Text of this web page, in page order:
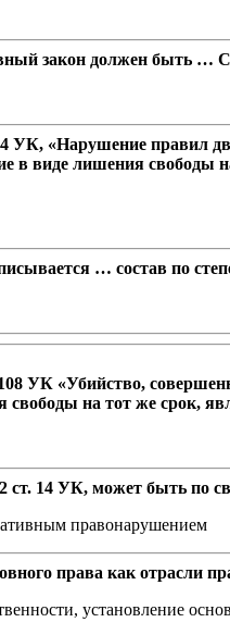
закон должен быть …
УК, «Нарушение правил
в виде лишения
… состав по
УК «Убийство,
свободы на тот же срок,
ст. 14 УК, может быть по
правонарушением
права как отрасли
установление